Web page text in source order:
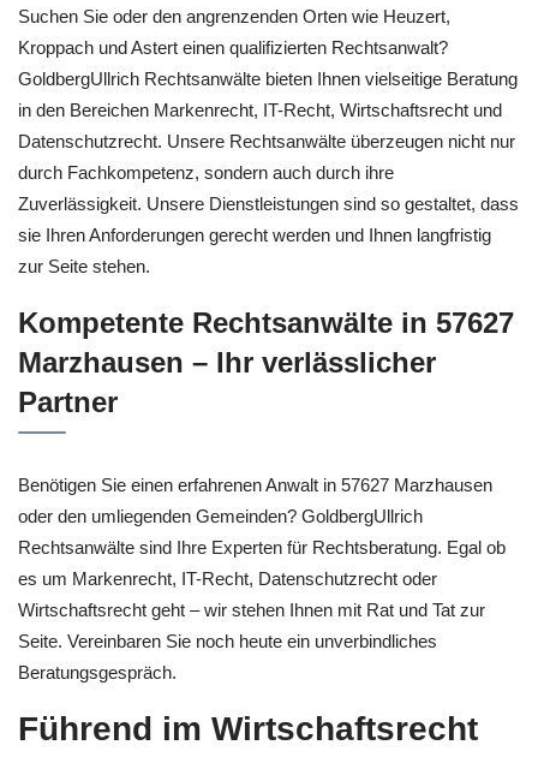
Suchen Sie oder den angrenzenden Orten wie Heuzert,
Kroppach und Astert einen qualifizierten Rechtsanwalt?
GoldbergUllrich Rechtsanwälte bieten Ihnen vielseitige Beratung
in den Bereichen Markenrecht, IT-Recht, Wirtschaftsrecht und
Datenschutzrecht. Unsere Rechtsanwälte überzeugen nicht nur
durch Fachkompetenz, sondern auch durch ihre
Zuverlässigkeit. Unsere Dienstleistungen sind so gestaltet, dass
sie Ihren Anforderungen gerecht werden und Ihnen langfristig
zur Seite stehen.
Kompetente Rechtsanwälte in 57627
Marzhausen – Ihr verlässlicher
Partner
Benötigen Sie einen erfahrenen Anwalt in 57627 Marzhausen
oder den umliegenden Gemeinden? GoldbergUllrich
Rechtsanwälte sind Ihre Experten für Rechtsberatung. Egal ob
es um Markenrecht, IT-Recht, Datenschutzrecht oder
Wirtschaftsrecht geht – wir stehen Ihnen mit Rat und Tat zur
Seite. Vereinbaren Sie noch heute ein unverbindliches
Beratungsgespräch.
Führend im Wirtschaftsrecht